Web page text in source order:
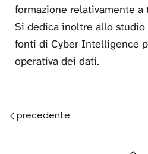
formazione relativamente
Si dedica inoltre allo studio
fonti di Cyber Intelligence
operativa dei dati.